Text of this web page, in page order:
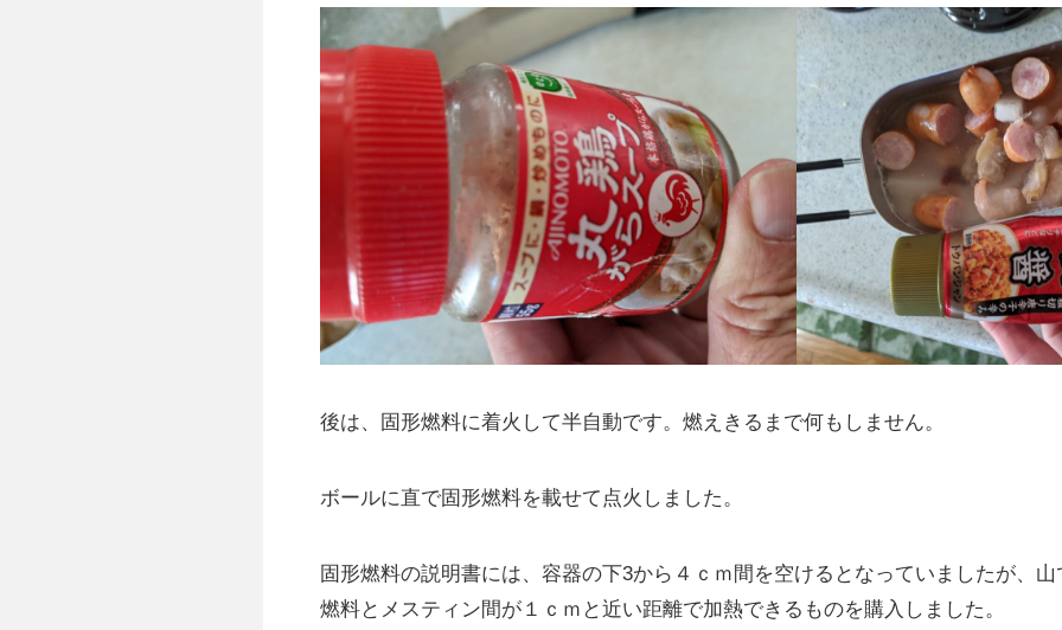
後は、固形燃料に着火して半自動です。燃えきるまで何もしません。
ボールに直で固形燃料を載せて点火しました。
固形燃料の説明書には、容器の下3から４ｃｍ間を空けるとなっていましたが、
燃料とメスティン間が１ｃｍと近い距離で加熱できるものを購入しました。